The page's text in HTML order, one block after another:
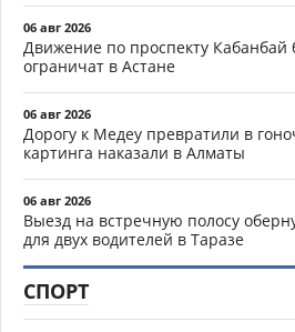
06 авг 2026
Движение по проспекту Кабанбай
ограничат в Астане
06 авг 2026
Дорогу к Медеу превратили в
картинга наказали в Алматы
06 авг 2026
Выезд на встречную полосу
для двух водителей в Таразе
СПОРТ